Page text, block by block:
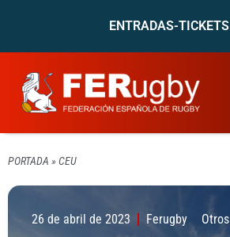
ENTRADAS-TICKETS
PORTADA » CEU
26 de abril de 2023 Ferugby Otros